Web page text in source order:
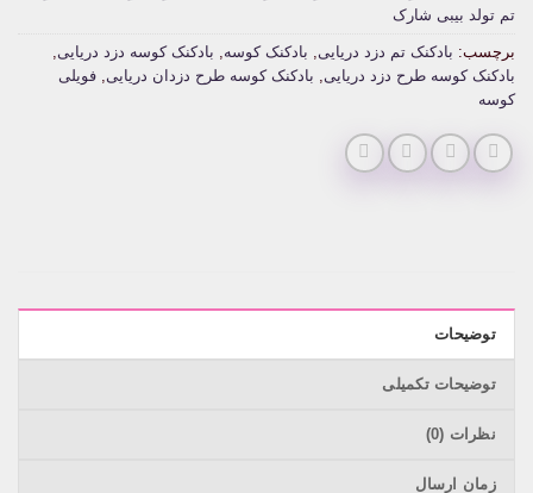
تم تولد بیبی شارک
برچسب: بادکنک تم دزد دریایی بادکنک کوسه بادکنک کوسه دزد دریایی
بادکنک کوسه طرح دزد دریایی
بادکنک کوسه طرح دزدان دریایی فویلی
کوسه
توضیحات
توضیحات تکمیلی
نظرات (0)
زمان ارسال